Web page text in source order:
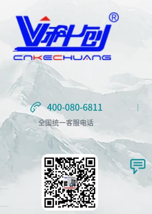
400-080-6811
400-080-6811
全国统一客服电话